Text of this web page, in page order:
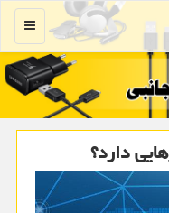
منو
دارد؟